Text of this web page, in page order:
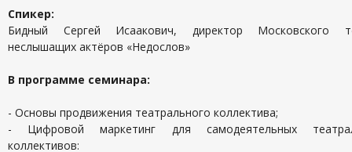
Спикер:
Бидный Сергей Исаакович, директор Московского
неслышащих актёров «Недослов»
В программе семинара:
- Основы продвижения театрального коллектива;
- Цифровой маркетинг для самодеятельных
коллективов: